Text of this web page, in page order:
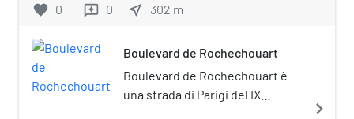
nel 2016, con una capacità di 1380
della metropolitana è la stazione di
Anvers.
favorite 0 reviews 0 near_me 302 m
Boulevard de Rochechouart
Boulevard de Rochechouart è
una strada di Parigi del IX
navigate_next